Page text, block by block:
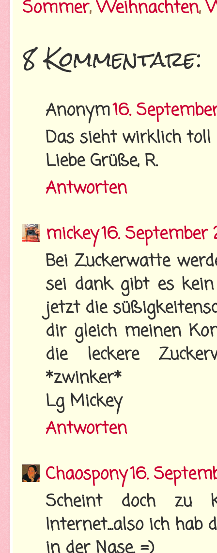
Sommer,Weihnachten,
8 Kommentare:
Anonym16.
Das sieht wirklich toll
Liebe Grüße, R.
Antworten
mickey16. September
Bei Zuckerwatte
sei dank gibt es
jetzt die
dir gleich meinen
die leckere
*zwinker*
Lg Mickey
Antworten
Chaospony16.
Scheint doch zu
Internet...also ich